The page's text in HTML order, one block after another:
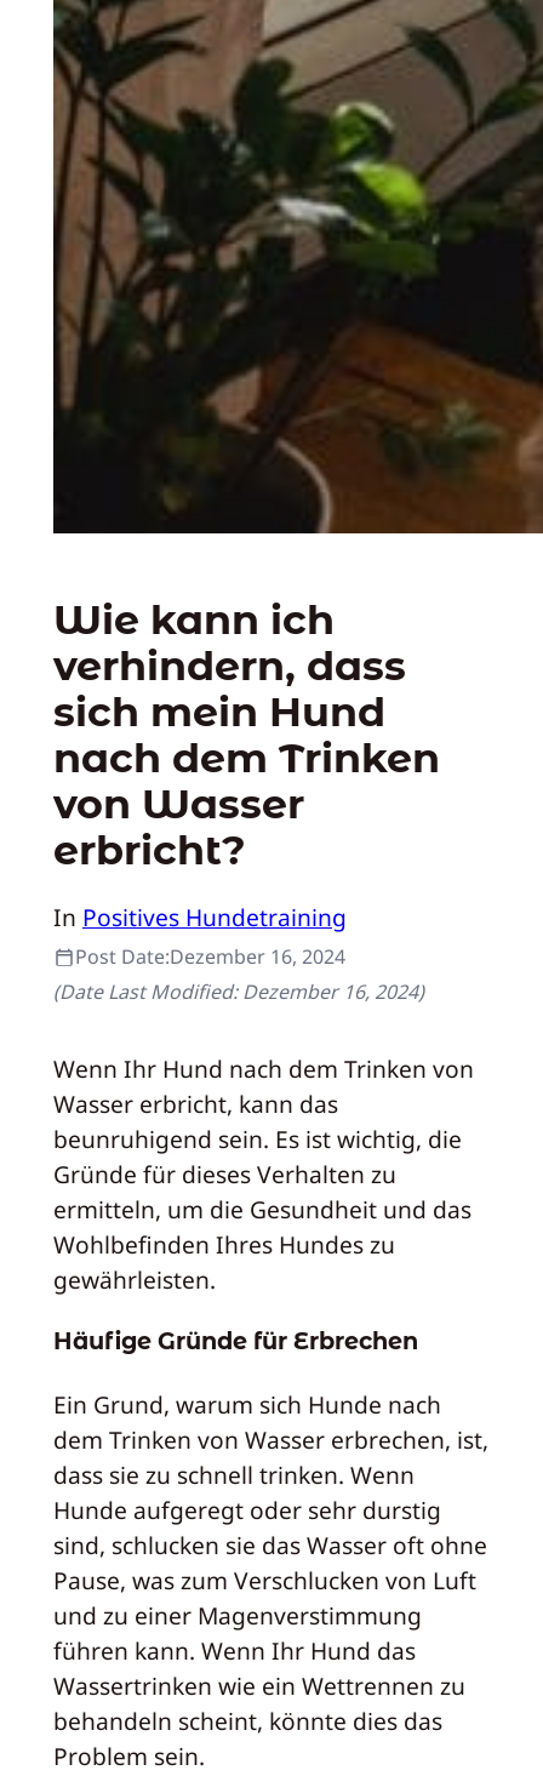
Wie kann ich
verhindern, dass
sich mein Hund
nach dem Trinken
von Wasser
erbricht?
In Positives Hundetraining
Post Date:Dezember 16, 2024
(Date Last Modified:Dezember 16, 2024)
Wenn Ihr Hund nach dem Trinken von
Wasser erbricht, kann das
beunruhigend sein. Es ist wichtig, die
Gründe für dieses Verhalten zu
ermitteln, um die Gesundheit und das
Wohlbefinden Ihres Hundes zu
gewährleisten.
Häufige Gründe für Erbrechen
Ein Grund, warum sich Hunde nach
dem Trinken von Wasser erbrechen, ist,
dass sie zu schnell trinken. Wenn
Hunde aufgeregt oder sehr durstig
sind, schlucken sie das Wasser oft ohne
Pause, was zum Verschlucken von Luft
und zu einer Magenverstimmung
führen kann. Wenn Ihr Hund das
Wassertrinken wie ein Wettrennen zu
behandeln scheint, könnte dies das
Problem sein.